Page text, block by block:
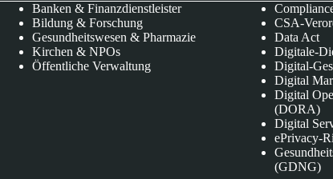
Banken & Finanzdienstleister
Bildung & Forschung
Gesundheitswesen & Pharmazie
Kirchen & NPOs
Öffentliche Verwaltung
CSA-
Data Act
Digitale-
Digital-
Digital
Digital
(DORA)
Digital
ePrivacy-
(GDNG)